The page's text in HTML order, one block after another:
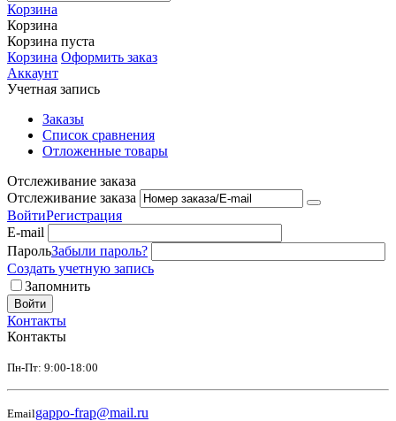
Корзина
Корзина
Корзина пуста
Корзина Оформить заказ
Аккаунт
Учетная запись
Заказы
Список сравнения
Отложенные товары
Отслеживание заказа
Отслеживание заказа
ВойтиРегистрация
E-mail
ПарольЗабыли пароль?
Создать учетную запись
Запомнить
Войти
Контакты
Контакты
Пн-Пт: 9:00-18:00
Emailgappo-frap@mail.ru